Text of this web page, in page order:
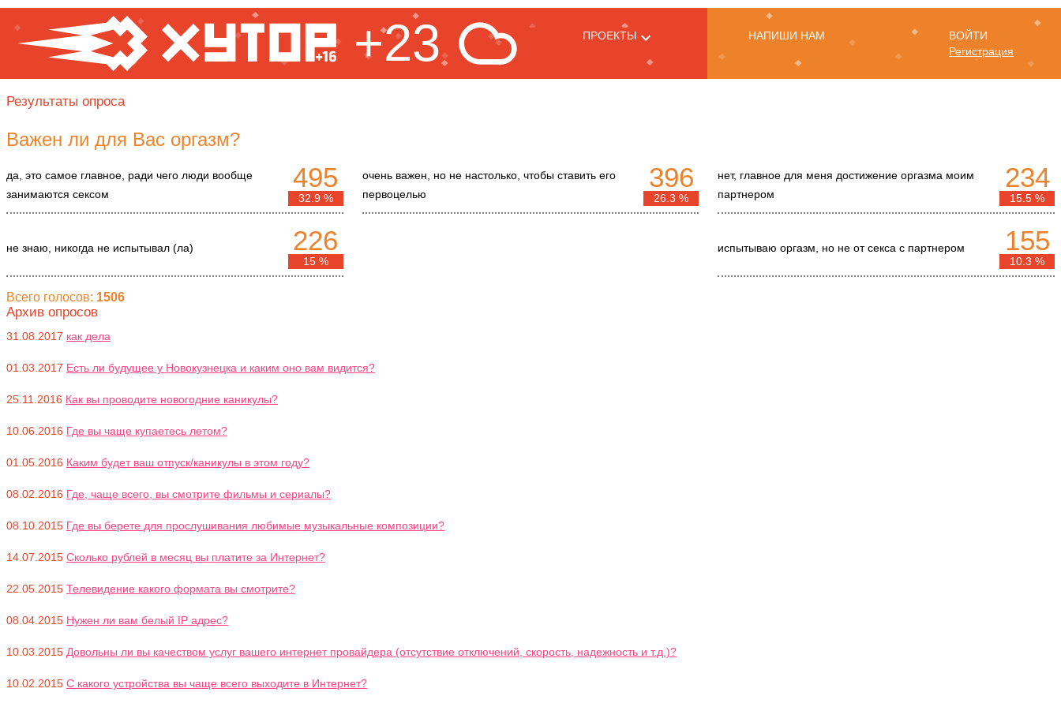
+23 ПРОЕКТЫ НАПИШИ НАМ
ВОЙТИ
Регистрация
Результаты опроса
Важен ли для Вас оргазм?
да, это самое главное, ради чего люди вообще
занимаются сексом
495
32.9 %
очень важен, но не настолько, чтобы ставить его
первоцелью
396
26.3 %
нет, главное для меня достижение оргазма моим
партнером
234
15.5 %
не знаю, никогда не испытывал (ла) 226
15 %
испытываю оргазм, но не от секса с партнером 155
10.3 %
Всего голосов: 1506
Архив опросов
31.08.2017 как дела
01.03.2017 Есть ли будущее у Новокузнецка и каким оно вам видится?
25.11.2016 Как вы проводите новогодние каникулы?
10.06.2016 Где вы чаще купаетесь летом?
01.05.2016 Каким будет ваш отпуск/каникулы в этом году?
08.02.2016 Где, чаще всего, вы смотрите фильмы и сериалы?
08.10.2015 Где вы берете для прослушивания любимые музыкальные композиции?
14.07.2015 Сколько рублей в месяц вы платите за Интернет?
22.05.2015 Телевидение какого формата вы смотрите?
08.04.2015 Нужен ли вам белый IP адрес?
10.03.2015 Довольны ли вы качеством услуг вашего интернет провайдера (отсутствие отключений, скорость, надежность и т.д.)?
10.02.2015 С какого устройства вы чаще всего выходите в Интернет?